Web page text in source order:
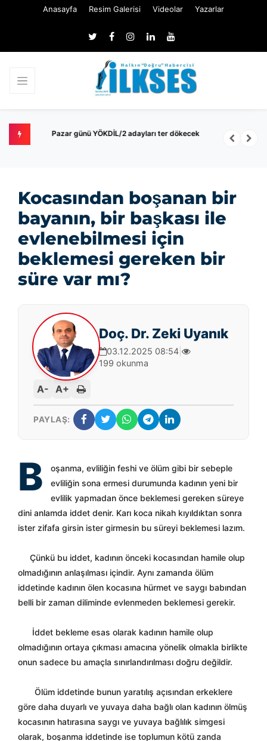
Anasayfa Resim Galerisi Videolar Yazarlar
Pazar günü YÖKDİL/2 adayları ter dökecek
Kocasından boşanan bir
bayanın, bir başkası ile
evlenebilmesi için
beklemesi gereken bir
süre var mı?
Doç. Dr. Zeki Uyanık
03.12.2025 08:54
199 okunma
A- A+
PAYLAŞ:
B
oşanma, evliliğin feshi ve ölüm gibi bir sebeple
evliliğin sona ermesi durumunda kadının yeni bir
evlilik yapmadan önce beklemesi gereken süreye
dini anlamda iddet denir. Karı koca nikah kıyıldıktan sonra
ister zifafa girsin ister girmesin bu süreyi beklemesi lazım.
Çünkü bu iddet, kadının önceki kocasından hamile olup
olmadığının anlaşılması içindir. Aynı zamanda ölüm
iddetinde kadının ölen kocasına hürmet ve saygı babından
belli bir zaman diliminde evlenmeden beklemesi gerekir.
İddet bekleme esas olarak kadının hamile olup
olmadığının ortaya çıkması amacına yönelik olmakla birlikte
onun sadece bu amaçla sınırlandırılması doğru değildir.
Ölüm iddetinde bunun yaratılış açısından erkeklere
göre daha duyarlı ve yuvaya daha bağlı olan kadının ölmüş
kocasının hatırasına saygı ve yuvaya bağlılık simgesi
olarak, boşanma iddetinde ise toplumun kötü zanda